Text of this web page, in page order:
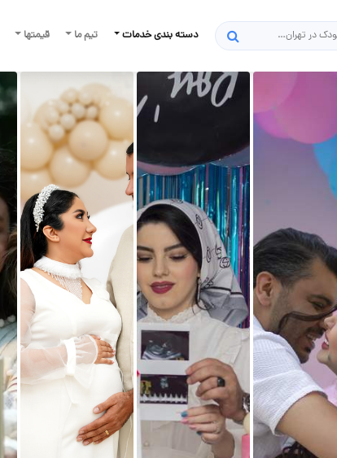
دسته بندی خدمات تیم ما قیمتها